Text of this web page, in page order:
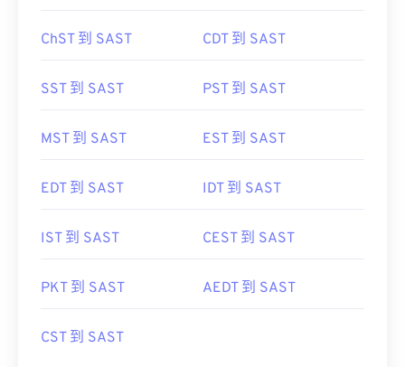
ChST 到 SAST CDT 到 SAST
SST 到 SAST PST 到 SAST
MST 到 SAST EST 到 SAST
EDT 到 SAST IDT 到 SAST
IST 到 SAST CEST 到 SAST
PKT 到 SAST AEDT 到 SAST
CST 到 SAST